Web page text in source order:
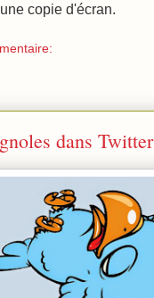
copie d'écran.
dans Twitter